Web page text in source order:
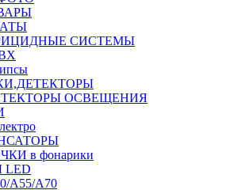
СИСТЕМЫ
ОСВЕЩЕНИЯ
в фонарики
A55/A70